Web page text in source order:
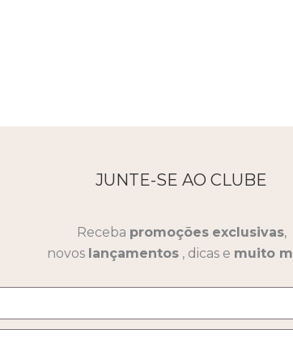
JUNTE-SE AO CLUBE
Receba promoções exclusivas,
novos lançamentos, dicas e muito